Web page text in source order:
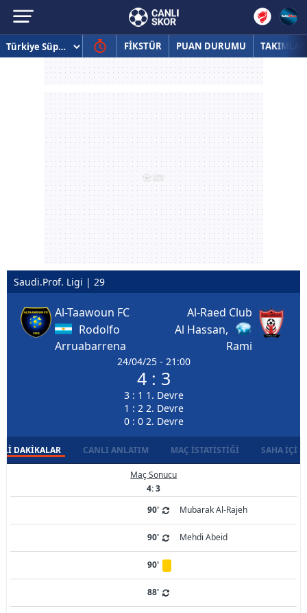
FİKSTÜR PUAN DURUMU TAKIMLAR
Saudi.Prof. Ligi | 29
Al-Taawoun FC
Rodolfo
Arruabarrena
24/04/25 - 21:00
4 : 3
3 : 1 1. Devre
1 : 2 2. Devre
0 : 0 2. Devre
Al-Raed Club
Al Hassan,
Rami
DAKIKALAR CANLI ANLATIM MAÇ İSTATISTIĞI SAHA İÇI
Maç Sonucu
4: 3
90'
Mubarak Al-Rajeh
90' Mehdi Abeid
90'
88'